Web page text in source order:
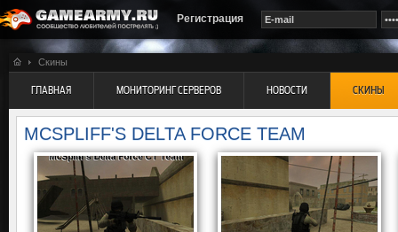
Регистрация
Скины
ГЛАВНАЯ МОНИТОРИНГ СЕРВЕРОВ НОВОСТИ СКИНЫ
MCSPLIFF'S DELTA FORCE TEAM